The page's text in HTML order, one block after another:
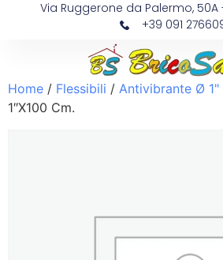
Via Ruggerone da Palermo, 50A
+39 091
Home / Flessibili / Antivibrante Ø 1"
1″X100 Cm.